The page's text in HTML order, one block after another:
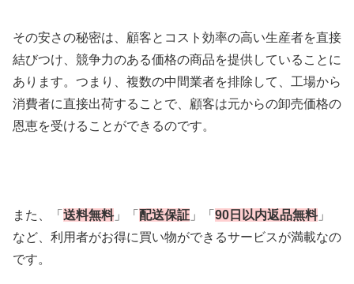
その安さの秘密は、顧客とコスト効率の高い生産者を直接
結びつけ、競争力のある価格の商品を提供していることに
あります。つまり、複数の中間業者を排除して、工場から
消費者に直接出荷することで、顧客は元からの卸売価格の
恩恵を受けることができるのです。
また、「 送料無料」「 配送保証 」「 90日以内返品無料」
など、利用者がお得に買い物ができるサービスが満載なの
です。